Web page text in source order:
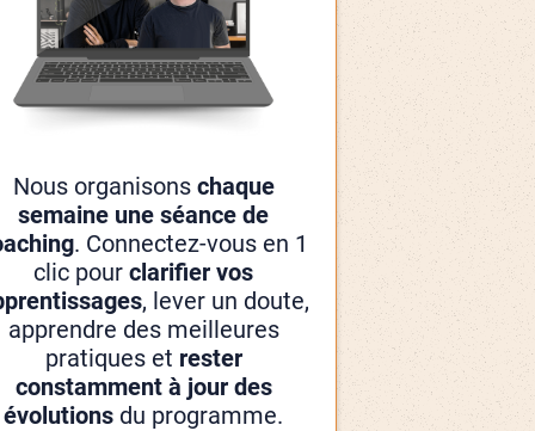
Nous organisons chaque
semaine une séance de
. Connectez-vous en 1
clic pourclarifier vos
, lever un doute,
apprendre des meilleures
pratiques et rester
constamment à jour des
évolutions du programme.